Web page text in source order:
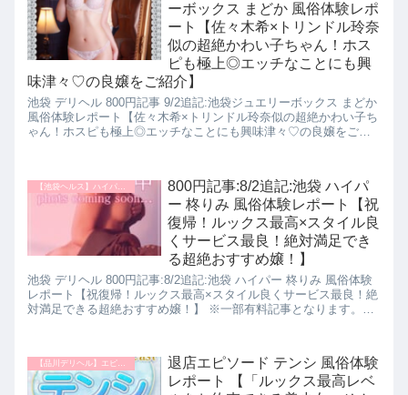
ーボックス まどか 風俗体験レポ
ート【佐々木希×トリンドル玲奈
似の超絶かわい子ちゃん！ホス
ピも極上◎エッチなことにも興
味津々♡の良嬢をご紹介】
池袋 デリヘル 800円記事 9/2追記:池袋ジュエリーボックス まどか
風俗体験レポート【佐々木希×トリンドル玲奈似の超絶かわい子ち
ゃん！ホスピも極上◎エッチなことにも興味津々♡の良嬢をご紹
800円記事:8/2追記:池袋 ハイパ
ー 柊りみ 風俗体験レポート【祝
復帰！ルックス最高×スタイル良
くサービス最良！絶対満足でき
る超絶おすすめ嬢！】
池袋 デリヘル 800円記事:8/2追記:池袋 ハイパー 柊りみ 風俗体験
レポート【祝復帰！ルックス最高×スタイル良くサービス最良！絶
対満足できる超絶おすすめ嬢！】 ※一部有料記事となります。東
退店エピソード テンシ 風俗体験
レポート 【「ルックス最高レベ